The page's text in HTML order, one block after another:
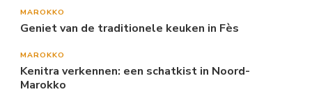
MAROKKO
Geniet van de traditionele keuken in Fès
MAROKKO
Kenitra verkennen: een schatkist in Noord-
Marokko